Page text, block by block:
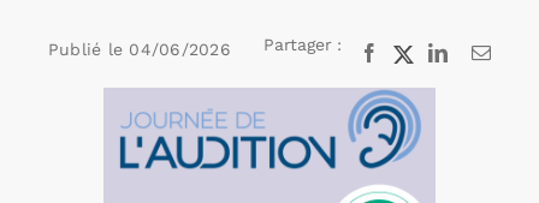
Annonces emploi
Publié le 04/06/2026 Partager : Facebook
X LinkedInEmail
agrandie